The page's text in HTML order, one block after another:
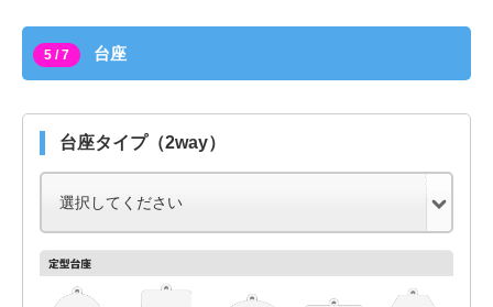
5 / 7 台座
台座タイプ（2way）